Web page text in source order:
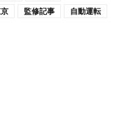
監修記事
自動運転